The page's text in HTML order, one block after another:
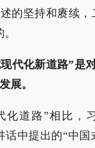
的坚持和赓续，
代化新道路”是
展。
化道路”相比，
话中提出的“中国